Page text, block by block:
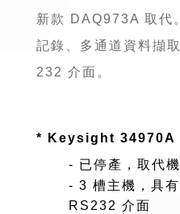
新款 DAQ973A 取代
記錄、多通道資料擷
232 介面。
* Keysight 34970A
- 已停產，取代
- 3 槽主機，具
RS232 介面